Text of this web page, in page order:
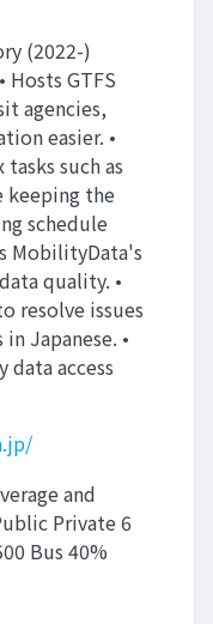
(2022-)
GTFS
agencies,
easier. •
such as
keeping the
schedule
MobilityData's
quality. •
resolve issues
Japanese. •
data access
and
Private 6
Bus 40%